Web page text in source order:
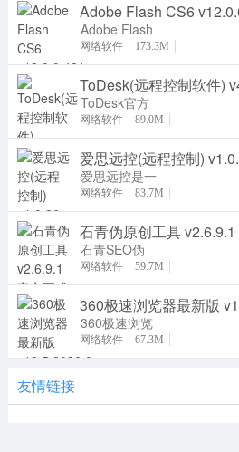
如果您的服务
器没有
Adobe Flash CS6
Adobe Flash
CS6官方版是
一款由Adobe
公司推出的动
画制
网络软件 173.3M
ToDesk(远程控制软件)
ToDesk官方
安装版是一款
控制软件，通
过本软
网络软件 89.0M
爱思远控(远程控制)
爱思远控是一
款安全稳定的
件，支持
Windows设
网络软件 83.7M
石青伪原创工具
石青SEO伪
原创工具是一
工具，专门用
来生成原创
网络软件 59.7M
360极速浏览器最新版
360极速浏览
器最新版为你
带来极速的浏
网络软件 67.3M
友情链接